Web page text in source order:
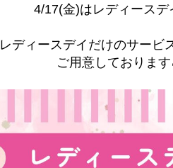
4/17(金)はレディースデ
レディースデイだけのサービ
ご用意しておりま